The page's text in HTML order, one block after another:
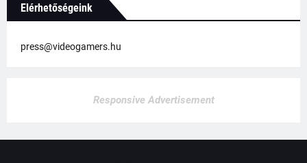
Elérhetőségeink
press@videogamers.hu
Responsive Advertisement